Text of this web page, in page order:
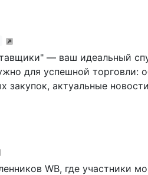
— ваш идеальный
для успешной торговли:
актуальные
WB, где участники